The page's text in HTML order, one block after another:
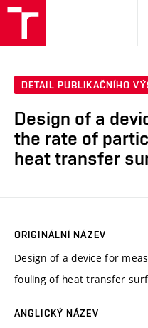
DETAIL PUBLIKAČNÍHO
Design of a
the rate of
heat transfer
ORIGINÁLNÍ NÁZEV
Design of a device for
fouling of heat transfer
ANGLICKÝ NÁZEV